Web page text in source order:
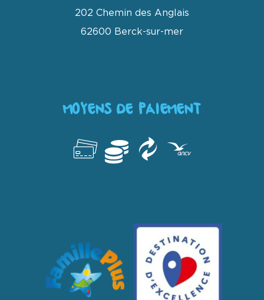
202 Chemin des Anglais
62600 Berck-sur-mer
MOYENS DE PAIEMENT